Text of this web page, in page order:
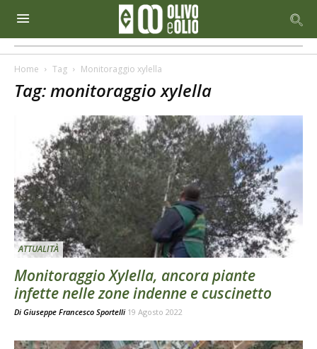
Home Tag Monitoraggio xylella
Tag: monitoraggio xylella
ATTUALITÀ
Monitoraggio Xylella, ancora piante
infette nelle zone indenne e cuscinetto
Di Giuseppe Francesco Sportelli 19 Agosto 2022